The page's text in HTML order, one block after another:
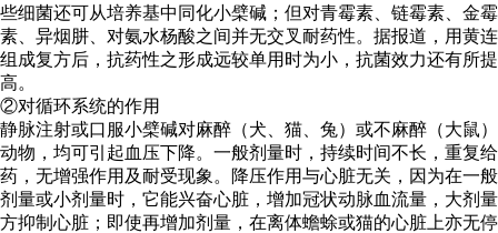
些细菌还可从培养基中同化小檗碱；但对青霉素、链霉素、金霉
素、异烟肼、对氨水杨酸之间并无交叉耐药性。据报道，用黄连
组成复方后，抗药性之形成远较单用时为小，抗菌效力还有所提
高。
②对循环系统的作用
静脉注射或口服小檗碱对麻醉（犬、猫、兔）或不麻醉（大鼠）
动物，均可引起血压下降。一般剂量时，持续时间不长，重复给
药，无增强作用及耐受现象。降压作用与心脏无关，因为在一般
剂量或小剂量时，它能兴奋心脏，增加冠状动脉血流量，大剂量
方抑制心脏；即使再增加剂量，在离体蟾蜍或猫的心脏上亦无停